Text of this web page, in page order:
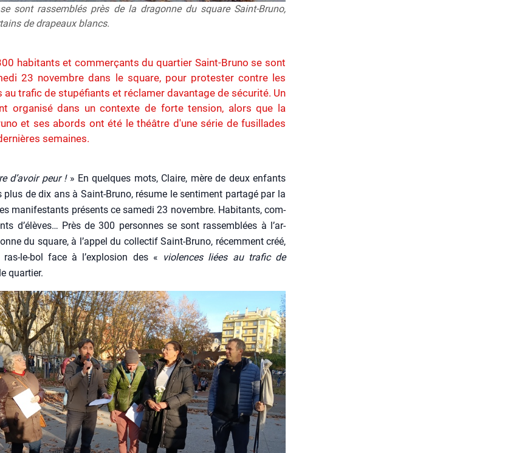
sont rassemblés près de la dragonne du square Saint-Bruno,
de drapeaux blancs.
habitants et commerçants du quartier Saint-Bruno se sont
23 novembre dans le square, pour protester contre les
au trafic de stupéfiants et réclamer davantage de sécurité. Un
organisé dans un contexte de forte tension, alors que la
et ses abords ont été le théâtre d'une série de fusillades
semaines.
d’a­voir peur !» En quelques mots, Claire, mère de deux enfants
plus de dix ans à Saint-Bru­no, résume le sen­ti­ment par­ta­gé par la
mani­fes­tants pré­sents ce same­di 23 novembre. Habi­tants, com­
d’é­lèves… Près de 300 per­sonnes se sont ras­sem­blées à l’ar­
du square, à l’ap­pel du col­lec­tif Saint-Bru­no, récem­ment créé,
le-bol face à l’ex­plo­sion des « vio­lences liées au tra­fic de
quar­tier.